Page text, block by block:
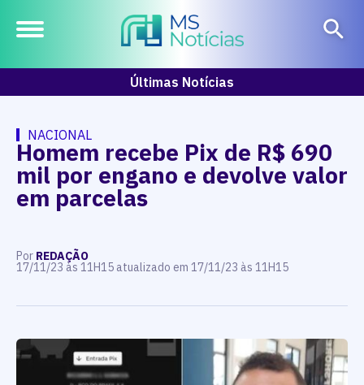
Últimas Notícias
NACIONAL
Homem recebe Pix de R$ 690
mil por engano e devolve valor
em parcelas
Por REDAÇÃO
17/11/23 às 11H15 atualizado em 17/11/23 às 11H15